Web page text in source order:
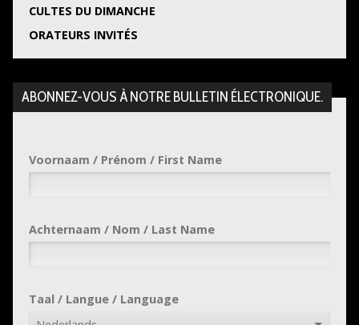
CULTES DU DIMANCHE
ORATEURS INVITÉS
ABONNEZ-VOUS À NOTRE BULLETIN ÉLECTRONIQUE.
Voornaam / Prénom / First Name
Achternaam / Nom / Last Name
Taal / Langue / Language